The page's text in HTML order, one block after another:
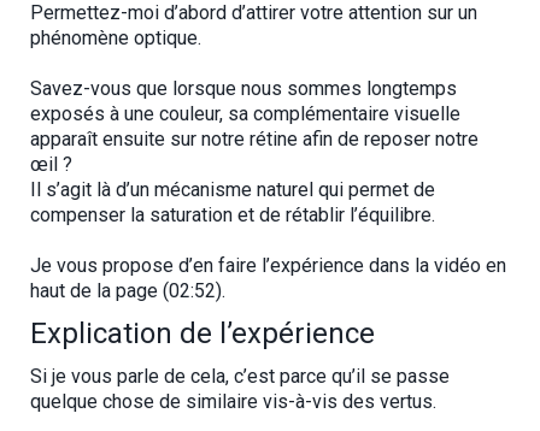
Permettez-moi d’abord d’attirer votre attention sur un
phénomène optique.
Savez-vous que lorsque nous sommes longtemps
exposés à une couleur, sa complémentaire visuelle
apparaît ensuite sur notre rétine afin de reposer notre
œil ?
Il s’agit là d’un mécanisme naturel qui permet de
compenser la saturation et de rétablir l’équilibre.
Je vous propose d’en faire l’expérience dans la vidéo en
haut de la page (02:52).
Explication de l’expérience
Si je vous parle de cela, c’est parce qu’il se passe
quelque chose de similaire vis-à-vis des vertus.